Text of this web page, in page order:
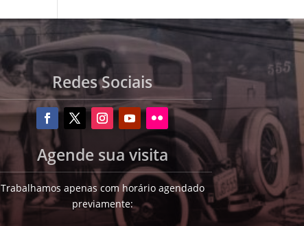
Redes Sociais
Agende sua visita
Trabalhamos apenas com horário agendado
previamente: